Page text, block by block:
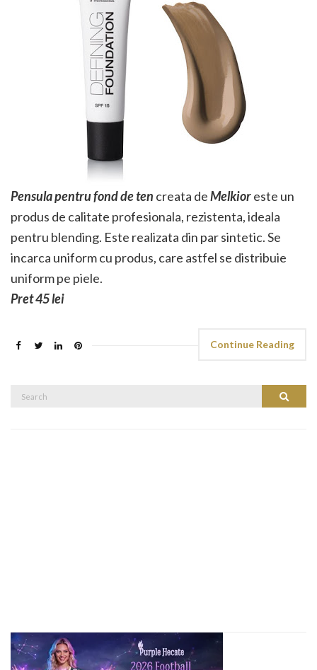
Pensula pentru fond de ten creata deMelkioreste un
produs de calitate profesionala, rezistenta, ideala
pentru blending. Este realizata din par sintetic. Se
incarca uniform cu produs, care astfel se distribuie
uniform pe piele.
Pret 45 lei
Continue Reading
Search